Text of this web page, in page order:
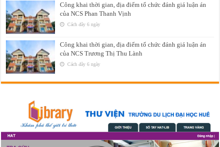
Công khai thời gian, địa điểm tổ chức đánh giá luận án
của NCS Phan Thanh Vịnh
Cách đây 6 ngày
Công khai thời gian, địa điểm tổ chức đánh giá luận án
của NCS Trương Thị Thu Lành
Cách đây 6 ngày